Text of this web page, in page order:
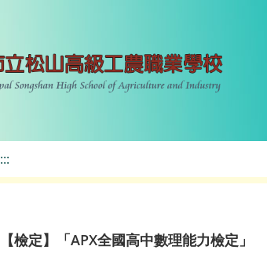
:::
【檢定】「APX全國高中數理能力檢定」